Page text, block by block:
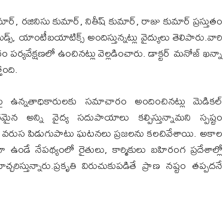
రజినిసు కుమార్, నితీష్ కుమార్, రాజు కుమార్ ప్రస్తుతం
యాంటీబయాటిక్స్ అందిస్తున్నట్లు వైద్యులు తెలిపారు.వారి
పర్యవేక్షణలో ఉంచినట్లు వెల్లడించారు. డాక్టర్ మనోజ్ ఖన్నా
సమాచారం అందించినట్లు మెడికల్
అన్ని వైద్య సదుపాయాలు కల్పిస్తున్నామని స్పష్టం
వరుస పిడుగుపాటు ఘటనలు ప్రజలను కలచివేశాయి. అకాల
నేపథ్యంలో రైతులు, కార్మికులు బహిరంగ ప్రదేశాల్లో
విరుచుకుపడితే ప్రాణ నష్టం తప్పదనే